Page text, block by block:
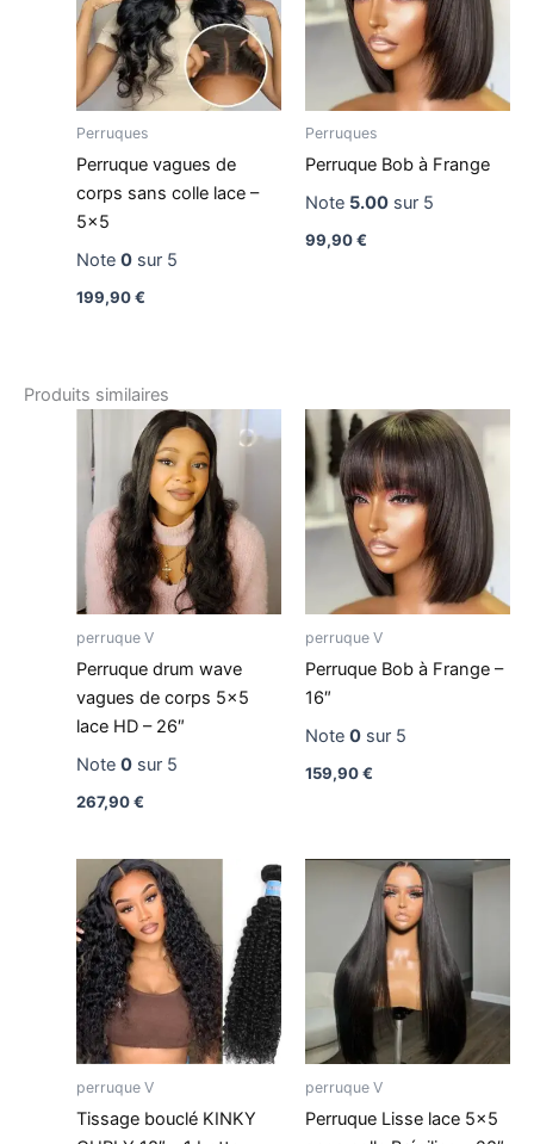
Perruques
Perruque vagues de
corps sans colle lace –
5×5
Note 0sur 5
199,90€
Perruques
Perruque Bob à Frange
Note 5.00sur 5
99,90€
Produits similaires
perruque V
Perruque drum wave
vagues de corps 5×5
lace HD – 26″
Note 0sur 5
267,90€
perruque V
Perruque Bob à Frange –
16″
Note 0sur 5
159,90€
perruque V
Tissage bouclé KINKY
perruque V
Perruque Lisse lace 5×5